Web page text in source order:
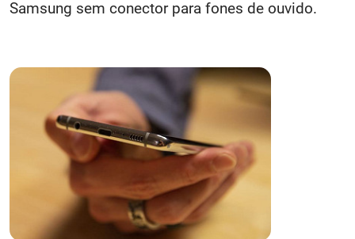
Samsung sem conector para fones de ouvido.